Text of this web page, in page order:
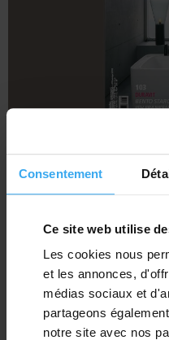
Consentement
Ce site web utilise
Les cookies nous
et les annonces,
médias sociaux et
partageons
notre site avec nos
DDB | MARS 2023